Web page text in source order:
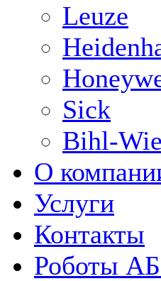
Leuze
Sick
Bihl-
О
Услуги
Контакты
Роботы